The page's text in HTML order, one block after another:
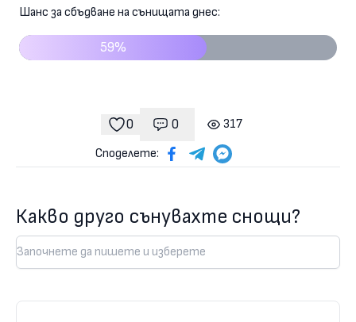
Шанс за сбъдване на сънищата днес:
59%
0
харесвания
0
Коментари
317
гледания
Споделете:
Какво друго сънувахте снощи?